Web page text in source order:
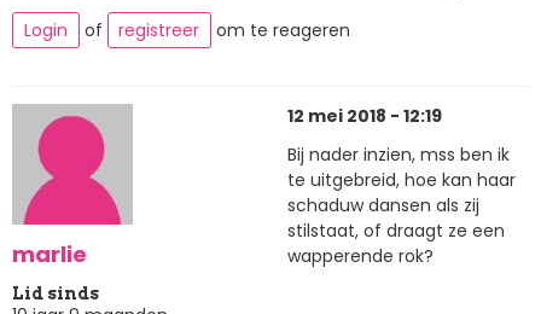
Login
of registreer om te reageren
marlie
Lid sinds
12 mei 2018 - 12:19
Bij nader inzien, mss ben ik
te uitgebreid, hoe kan haar
schaduw dansen als zij
stilstaat, of draagt ze een
wapperende rok?